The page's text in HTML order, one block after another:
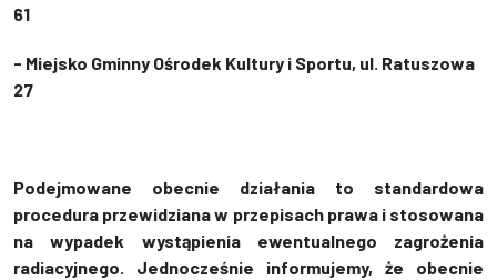
61
- Miejsko Gminny Ośrodek Kultury i Sportu, ul. Ratuszowa
27
Podejmowane obecnie działania to standardowa
procedura przewidziana w przepisach prawa i stosowana
na wypadek wystąpienia ewentualnego zagrożenia
radiacyjnego. Jednocześnie informujemy, że obecnie